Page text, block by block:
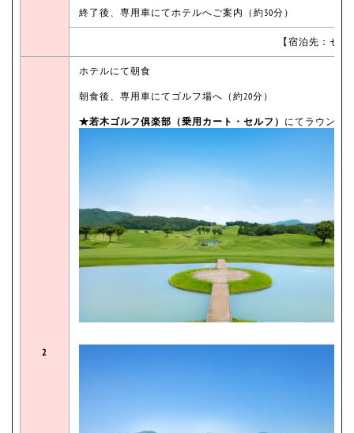
終了後、専用車にてホテルへご案内（約30分）
【宿泊先：セ
2
ホテルにて朝食
朝食後、専用車にてゴルフ場へ（約20分）
★若木ゴルフ俱楽部（乗用カート・セルフ） にてラウンド